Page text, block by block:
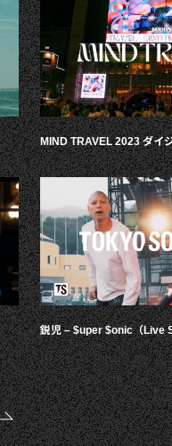
MIND TRAVEL 2023 ダイ
鋭児 – $uper $onic（Live